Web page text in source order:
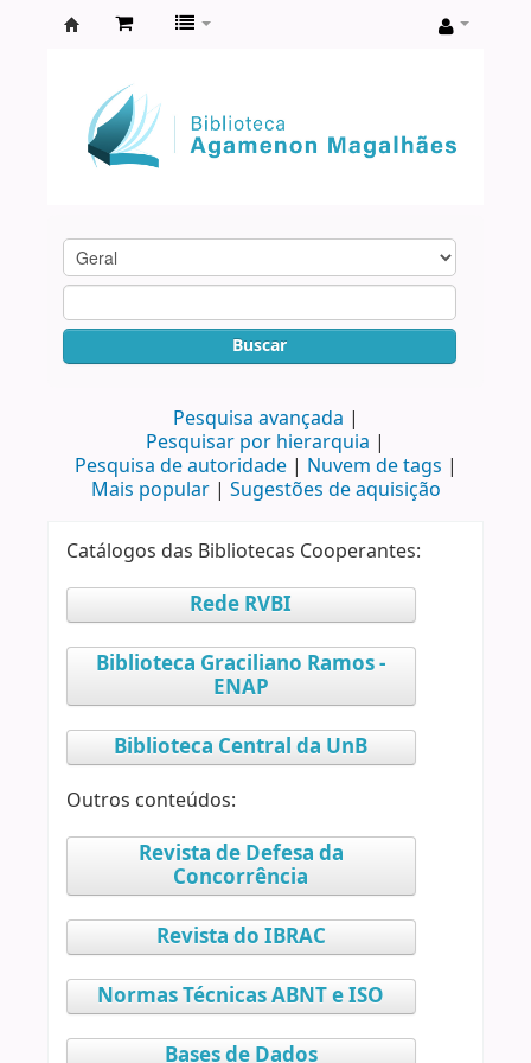
Agamenon
Magalhães
Buscar
Pesquisa avançada
Pesquisar por hierarquia
Pesquisa de autoridade
Nuvem de tags
Mais popular
Sugestões de aquisição
Catálogos das Bibliotecas Cooperantes:
Rede RVBI
Biblioteca Graciliano Ramos -
ENAP
Biblioteca Central da UnB
Outros conteúdos:
Revista de Defesa da
Concorrência
Revista do IBRAC
Normas Técnicas ABNT e ISO
Bases de Dados